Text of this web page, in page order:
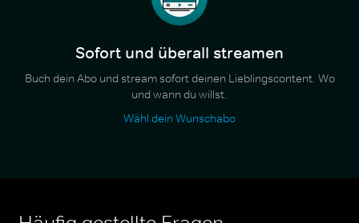
Sofort und überall streamen
Buch dein Abo und stream sofort deinen Lieblingscontent. Wo
und wann du willst.
Wähl dein Wunschabo